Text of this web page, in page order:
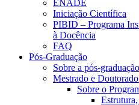
ENADE
Iniciação Científica
PIBID – Programa
à Docência
FAQ
Pós-Graduação
Sobre a pós-graduação
Mestrado e
Sobre o